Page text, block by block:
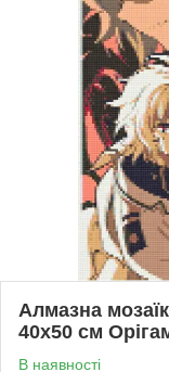
Алмазна
40х50 см
В наявності